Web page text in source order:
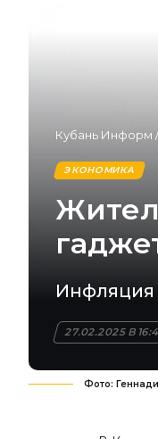
Кубань Информ
ЭКОНОМИКА
Инфляция
27.02.2025 В
Фото: